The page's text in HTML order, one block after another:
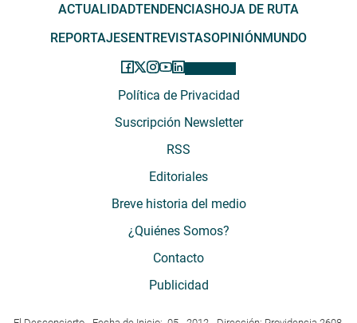
ACTUALIDADTENDENCIASHOJA DE RUTA
REPORTAJESENTREVISTASOPINIÓNMUNDO
Política de Privacidad
Suscripción Newsletter
RSS
Editoriales
Breve historia del medio
¿Quiénes Somos?
Contacto
Publicidad